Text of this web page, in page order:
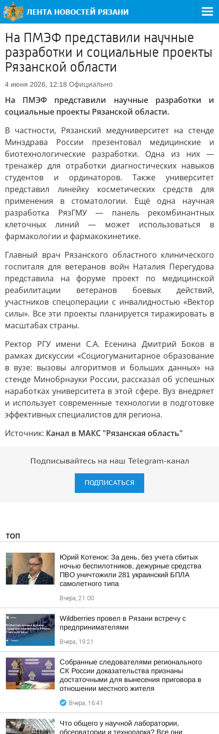
На ПМЭФ представили научные
разработки и социальные проекты
Рязанской области
4 июня 2026, 12:18 Официально
На ПМЭФ представили научные разработки и
социальные проекты Рязанской области.
В частности, Рязанский медуниверситет на стенде
Минздрава России презентовал медицинские и
биотехнологические разработки. Одна из них —
тренажёр для отработки диагностических навыков
студентов и ординаторов. Также университет
представил линейку косметических средств для
применения в стоматологии. Ещё одна научная
разработка РязГМУ — панель рекомбинантных
клеточных линий — может использоваться в
фармакологии и фармакокинетике.
Главный врач Рязанского областного клинического
госпиталя для ветеранов войн Наталия Перегудова
представила на форуме проект по медицинской
реабилитации ветеранов боевых действий,
участников спецоперации с инвалидностью «Вектор
силы». Все эти проекты планируется тиражировать в
масштабах страны.
Ректор РГУ имени С.А. Есенина Дмитрий Боков в
рамках дискуссии «Социогуманитарное образование
в вузе: вызовы алгоритмов и больших данных» на
стенде Минобрнауки России, рассказал об успешных
наработках университета в этой сфере. Вуз внедряет
и использует современные технологии в подготовке
эффективных специалистов для региона.
Источник: Канал в МАКС "Рязанская область"
Подписывайтесь на наш Telegram-канал
ПОДПИСАТЬСЯ
ТОП
Юрий Котенок: За день, без учета сбитых
ночью беспилотников, дежурные средства
ПВО уничтожили 281 украинский БПЛА
самолетного типа
Вчера, 21:00
Wildberries провел в Рязани встречу с
предпринимателями
Вчера, 19:21
Собранные следователями регионального
СК России доказательства признаны
достаточными для вынесения приговора в
отношении местного жителя
Вчера, 16:41
Что общего у научной лаборатории,
обсерватории и технопарка? Все они